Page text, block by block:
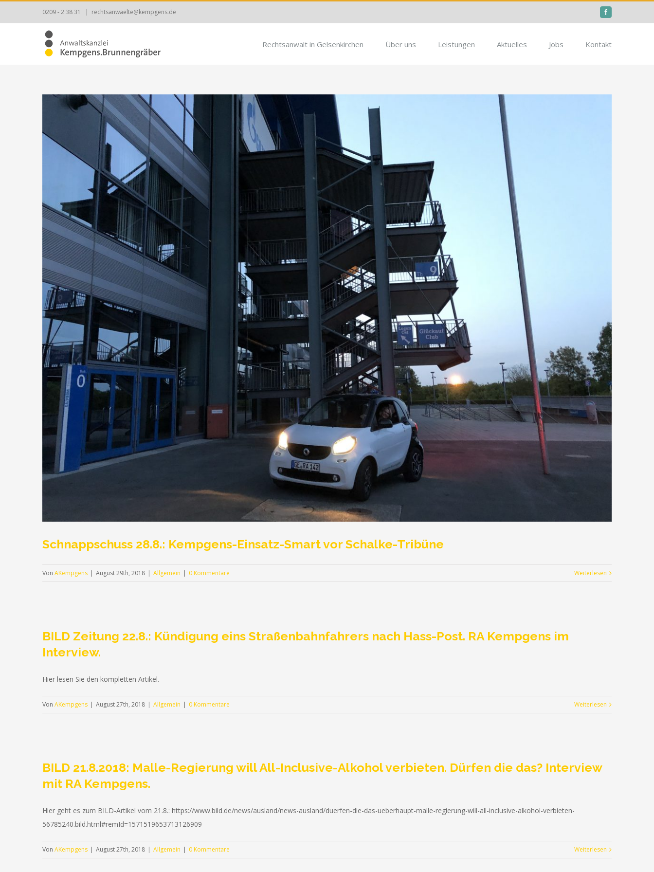
0209 - 2 38 31 | rechtsanwaelte@kempgens.de
Rechtsanwalt in Gelsenkirchen Über uns Leistungen Aktuelles Jobs Kontakt
Schnappschuss 28.8.: Kempgens-Einsatz-Smart vor Schalke-Tribüne
Von AKempgens | August 29th, 2018 | Allgemein | 0 Kommentare Weiterlesen
BILD Zeitung 22.8.: Kündigung eins Straßenbahnfahrers nach Hass-Post. RA Kempgens im
Interview.
Hier lesen Sie den kompletten Artikel.
Von AKempgens | August 27th, 2018 | Allgemein | 0 Kommentare Weiterlesen
BILD 21.8.2018: Malle-Regierung will All-Inclusive-Alkohol verbieten. Dürfen die das? Interview
mit RA Kempgens.
Hier geht es zum BILD-Artikel vom 21.8.: https://www.bild.de/news/ausland/news-ausland/duerfen-die-das-ueberhaupt-malle-regierung-will-all-inclusive-alkohol-verbieten-
56785240.bild.html#remId=1571519653713126909
Von AKempgens | August 27th, 2018 | Allgemein | 0 Kommentare Weiterlesen